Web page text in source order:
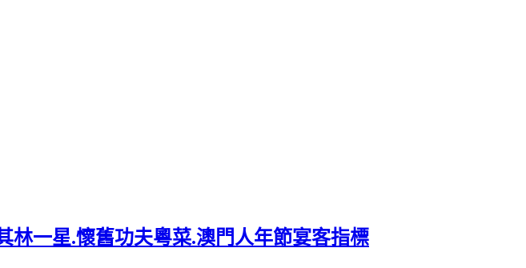
林一星.懷舊功夫粵菜.澳門人年節宴客指標